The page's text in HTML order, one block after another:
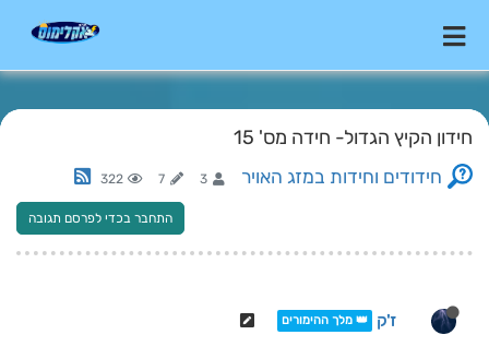
חידון הקיץ הגדול- חידה מס' 15
חידודים וחידות במזג האויר 3
7
322
התחבר בכדי לפרסם תגובה
ז'ק 👑 מלך ההימורים